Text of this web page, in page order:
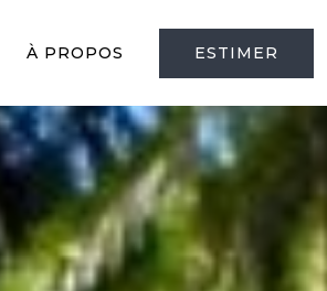
À PROPOS ESTIMER